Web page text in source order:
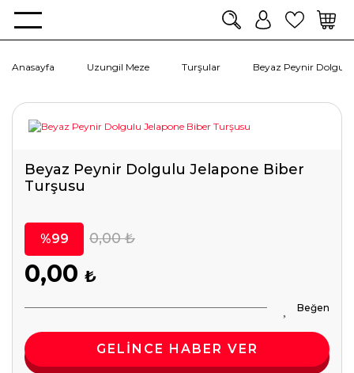
Anasayfa Uzungil Meze Turşular Beyaz Peynir
Beyaz Peynir Dolgulu Jelapone Biber
Turşusu
%99 0,00 ₺
0,00 ₺
GELİNCE HABER VER